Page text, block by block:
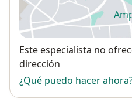
Disponibilidad
Este especialista no
dirección
¿Qué puedo hacer